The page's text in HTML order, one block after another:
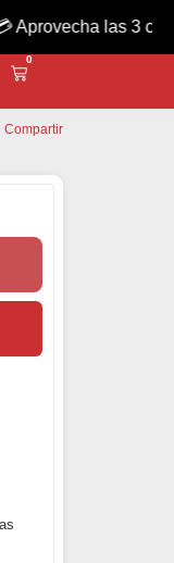
0
Compartir
3 cuotas sin